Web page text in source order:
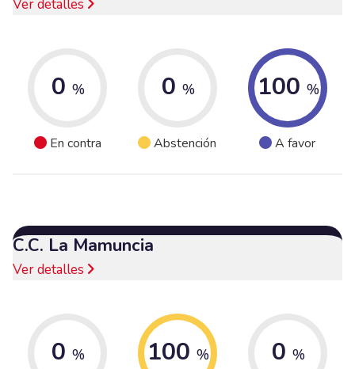
Ver detalles
0 %
En contra
0 %
Abstención
100 %
A favor
C.C. La Mamuncia
Ver detalles
0 % 100 % 0 %